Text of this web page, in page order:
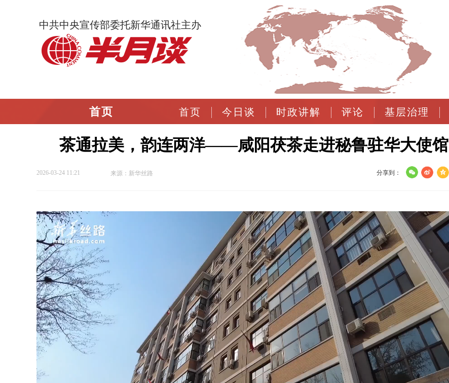
中共中央宣传部委托新华通讯社主办
首页 首页 今日谈 时政讲解 评论 基层治理
茶通拉美，韵连两洋——咸阳茯茶走进秘鲁驻华大使馆
2026-03-24 11:21 来源：新华丝路 分享到：